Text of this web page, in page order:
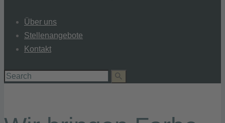
Über uns
Stellenangebote
Kontakt